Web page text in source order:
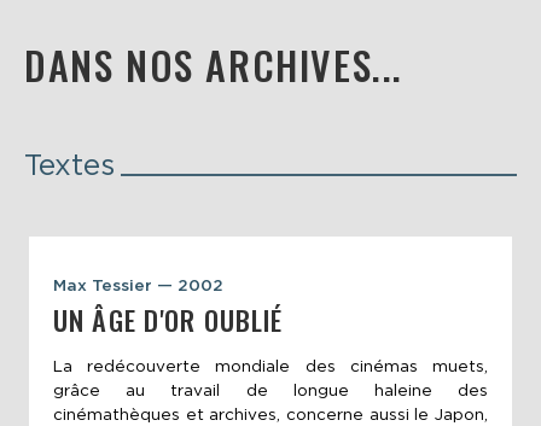
DANS NOS ARCHIVES...
Textes
Max Tessier — 2002
UN ÂGE D'OR OUBLIÉ
La redécouverte mondiale des cinémas muets,
grâce au travail de longue haleine des
cinémathèques et archives, concerne aussi le Japon,